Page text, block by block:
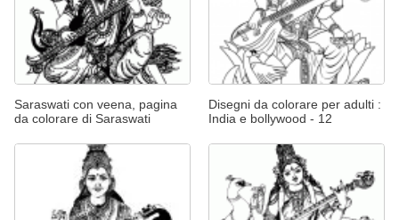
Saraswati con veena, pagina
da colorare di Saraswati
Disegni da colorare per adulti :
India e bollywood - 12